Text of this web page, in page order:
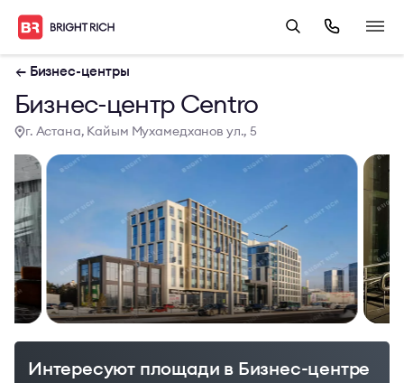
← Бизнес-центры
Бизнес-центр Centro
г. Астана, Кайым Мухамедханов ул., 5
Интересуют площади в Бизнес-центре